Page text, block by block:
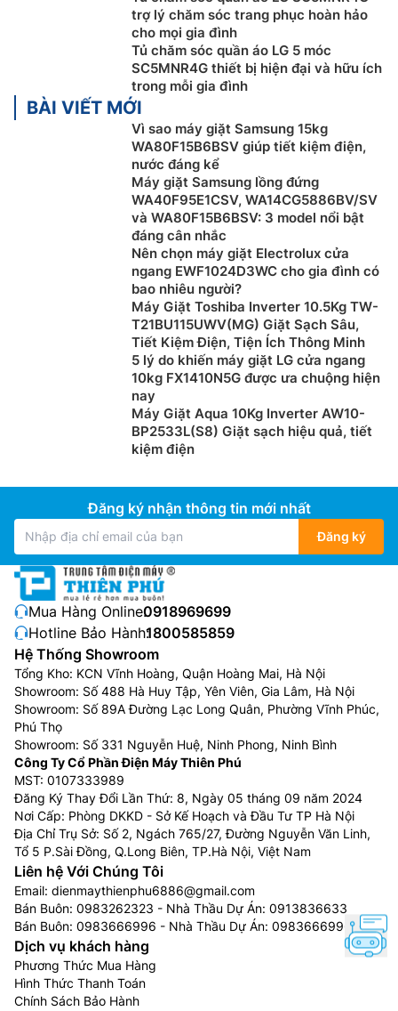
này phù hợp với những cá sở hữu lịch trình sự kiện dày
đặc như các doanh nhân, nghệ sĩ hay influencer, việc
làm sạch nhiều trang phục cầu kỳ trong thời gian
AutoFresh System
Giải quyết nỗi lo rằng môi trường ẩm ướt có thể gây
hại cho quần áo, Tủ chăm sóc quần áo
SC5MNR4G đã tăng cường thêm hệ thống hút ẩm tự
động AutoFresh System giúp không khí liên tục lưu
thông mà không cần mở tủ, giữ quần áo luôn trong
Ngoài ra, chiếctủ chăm sóc quần áo thông minh
móc SC5MNR4G có thể đóng vai trò là một chiếc máy
hút ẩm với dung tích lên tới 10L, giúp không gian luôn
khô thoáng, dễ chịu.
Ứng dụng LG ThinQ
Với ứng dụng LG ThinQ này người dùng có thể điều
khiển và giám sát quần áo của mình mọi lúc, mọi nơi
chỉ cần có điện thoại thông minh có kết nối internet.
Nếu quần áo rơi khỏi mắc treo quần áo, bạn sẽ nhận
được thông báo tự động thông qua màn hình LCD
hoặc trong ứng dụng ThinQ.
trợ lý chăm sóc trang phục hoàn hảo
cho mọi gia đình
Tủ chăm sóc quần áo LG 5 móc
SC5MNR4G thiết bị hiện đại và hữu ích
trong mỗi gia đình
BÀI VIẾT MỚI
Vì sao máy giặt Samsung 15kg
WA80F15B6BSV giúp tiết kiệm điện,
nước đáng kể
Máy giặt Samsung lồng đứng
WA40F95E1CSV, WA14CG5886BV/SV
và WA80F15B6BSV: 3 model nổi bật
đáng cân nhắc
Nên chọn máy giặt Electrolux cửa
ngang EWF1024D3WC cho gia đình có
bao nhiêu người?
Máy Giặt Toshiba Inverter 10.5Kg TW-
T21BU115UWV(MG) Giặt Sạch Sâu,
Tiết Kiệm Điện, Tiện Ích Thông Minh
5 lý do khiến máy giặt LG cửa ngang
10kg FX1410N5G được ưa chuộng hiện
nay
Máy Giặt Aqua 10Kg Inverter AW10-
BP2533L(S8) Giặt sạch hiệu quả, tiết
kiệm điện
Đăng ký nhận thông tin mới nhất
Đăng ký
Mua Hàng Online:0918969699
Hotline Bảo Hành:1800585859
Hệ Thống Showroom
Tổng Kho: KCN Vĩnh Hoàng, Quận Hoàng Mai, Hà Nội
Showroom: Số 488 Hà Huy Tập, Yên Viên, Gia Lâm, Hà Nội
Showroom: Số 89A Đường Lạc Long Quân, Phường Vĩnh Phúc,
Phú Thọ
Showroom: Số 331 Nguyễn Huệ, Ninh Phong, Ninh Bình
Công Ty Cổ Phần Điện Máy Thiên Phú
MST: 0107333989
Đăng Ký Thay Đổi Lần Thứ: 8, Ngày 05 tháng 09 năm 2024
Nơi Cấp: Phòng DKKD - Sở Kế Hoạch và Đầu Tư TP Hà Nội
Địa Chỉ Trụ Sở: Số 2, Ngách 765/27, Đường Nguyễn Văn Linh,
Tổ 5 P.Sài Đồng, Q.Long Biên, TP.Hà Nội, Việt Nam
Liên hệ Với Chúng Tôi
Email: dienmaythienphu6886@gmail.com
Bán Buôn: 0983262323 - Nhà Thầu Dự Án: 0913836633
Bán Buôn: 0983666996 - Nhà Thầu Dự Án: 0983666996
Dịch vụ khách hàng
Phương Thức Mua Hàng
Hình Thức Thanh Toán
Chính Sách Bảo Hành